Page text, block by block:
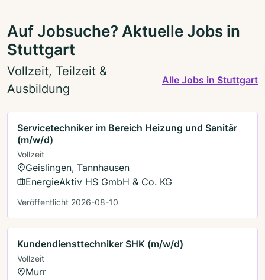
Auf Jobsuche? Aktuelle Jobs in
Stuttgart
Vollzeit, Teilzeit &
Ausbildung
Alle Jobs in Stuttgart
Servicetechniker im Bereich Heizung und Sanitär
(m/w/d)
Vollzeit
Geislingen, Tannhausen
EnergieAktiv HS GmbH & Co. KG
Veröffentlicht 2026-08-10
Kundendiensttechniker SHK (m/w/d)
Vollzeit
Murr